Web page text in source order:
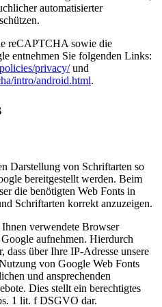
automatisierter
reCAPTCHA sowie die
entnehmen Sie folgenden Links:
privacy/und
intro/android.html.
Darstellung von Schriftarten so
bereitgestellt werden. Beim
die benötigten Web Fonts in
Schriftarten korrekt anzuzeigen.
verwendete Browser
aufnehmen. Hierdurch
dass über Ihre IP-Adresse unsere
von Google Web Fonts
und ansprechenden
Dies stellt ein berechtigtes
1 lit. f DSGVO dar.